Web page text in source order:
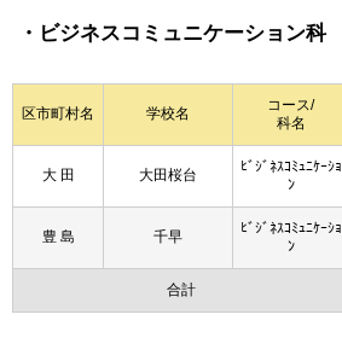
・ビジネスコミュニケーション科
区市町村名 学校名
コース/
科名
大 田 大田桜台
ﾋﾞｼﾞﾈｽｺﾐｭﾆｹｰｼｮ
ﾝ
豊 島 千早
ﾋﾞｼﾞﾈｽｺﾐｭﾆｹｰｼｮ
ﾝ
合計